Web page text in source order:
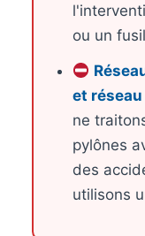
ou un
et
ne
pylônes
des
utilisons